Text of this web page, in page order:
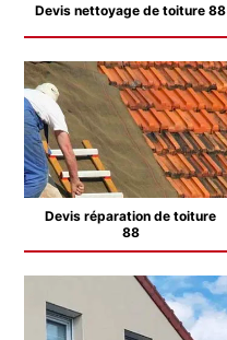
Devis nettoyage de toiture 88
Devis réparation de toiture
88